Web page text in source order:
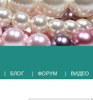
| БЛОГ | ФОРУМ | ВИДЕО